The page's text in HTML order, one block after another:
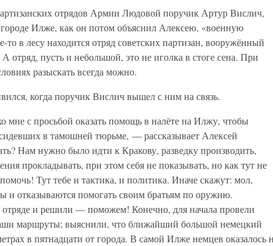
отрядов Армии Людовой поручик Артур Вислич,
Илже, как он потом объяснил Алексею, «военную
в лесу находится отряд советских партизан, вооружённый
пусть и небольшой, это не иголка в стоге сена. При
разыскать всегда можно.
когда поручик Вислич вышел с ним на связь.
мне с просьбой оказать помощь в налёте на Илжу, чтобы
в тамошней тюрьме, — рассказывает Алексей
Нам нужно было идти к Кракову, разведку производить,
прокладывать, при этом себя не показывать, но как тут не
Тут тебе и тактика, и политика. Иначе скажут: мол,
и отказываются помогать своим братьям по оружию.
отряде и решили — поможем! Конечно, для начала провели
маршруты; выяснили, что ближайший большой немецкий
в пятнадцати от города. В самой Илже немцев оказалось